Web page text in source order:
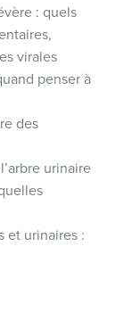
: quels
virales
penser à
des
urinaire
et urinaires :